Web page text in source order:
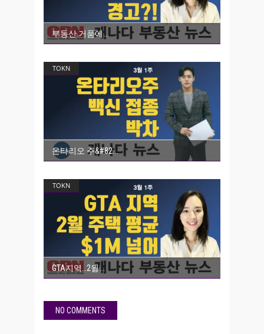
부동산 거품에
TOKN
온타리오 주&#82
TOKN
GTA지역…2월
NO COMMENTS